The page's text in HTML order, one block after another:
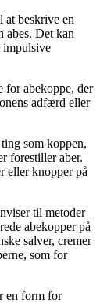
at beskrive en
abes. Det kan
impulsive
for abekoppe, der
adfærd eller
som koppen,
forestiller aber.
eller knopper på
til metoder
abekopper på
salver, cremer
som for
en form for